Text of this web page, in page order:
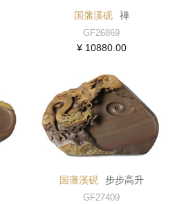
国藩溪砚 禅
GF26869
¥ 10880.00
国藩溪砚 步步高升
GF27409